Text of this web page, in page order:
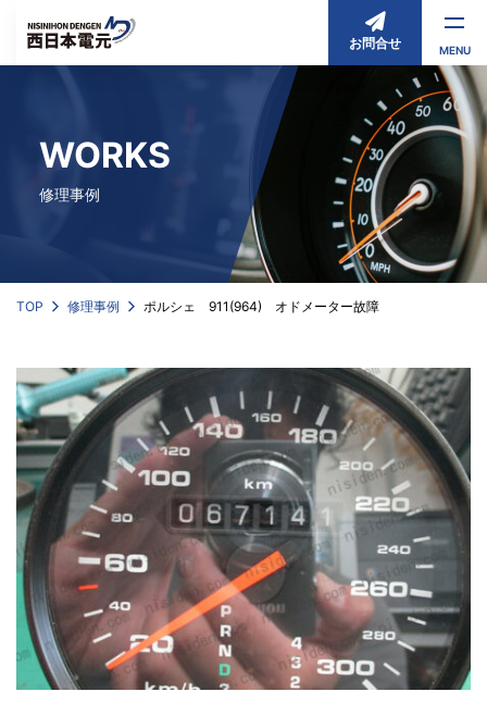
お問合せ MENU
WORKS
修理事例
TOP 修理事例 ポルシェ 911(964) オドメーター故障